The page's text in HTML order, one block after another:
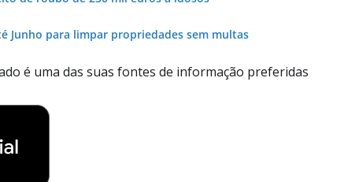
Junho para limpar propriedades sem multas
é uma das suas fontes de informação preferidas